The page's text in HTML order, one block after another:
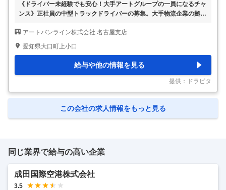
《ドライバー未経験でも安心！大手アートグループの一員になるチャ
ンス》正社員の中型トラックドライバーの募集。大手物流企業の拠点
ら、中型免許は取得できます♪取得後は先輩からのOJT研修でイチか
ら育てます◎＜日勤・月8～10日休み＞私生活を大事にした働き方が
遇あり＞各種手当が充実しているので、1年目から月給36万円の高収
入が叶います。増便・増車につき、毎月新車が納車予定☆ピカピカの
新車でアナタをお待ちしています◎ドライバーとして頑張りたいなら
ぜひ問合せを☆ ＜女性活躍中＞負担…
アートバンライン株式会社 名古屋支店
愛知県大口町上小口
給与や他の情報を見る
提供：ドラピタ
この会社の求人情報をもっと見る
同じ業界で給与の高い企業
成田国際空港株式会社
3.5